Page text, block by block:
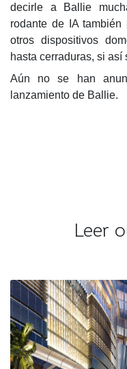
decirle a Ballie
rodante de IA
otros dispositivos
hasta cerraduras, si así
Aún no se han
lanzamiento de Ballie.
Leer